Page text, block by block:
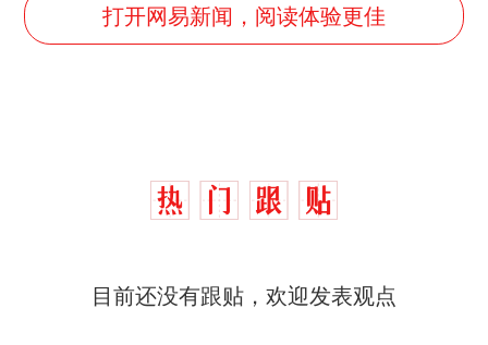
打开网易新闻，阅读体验更佳
目前还没有跟贴，欢迎发表观点
热
那个在床头放菜刀的女孩，
交5060元才肯搬上楼！女子傻